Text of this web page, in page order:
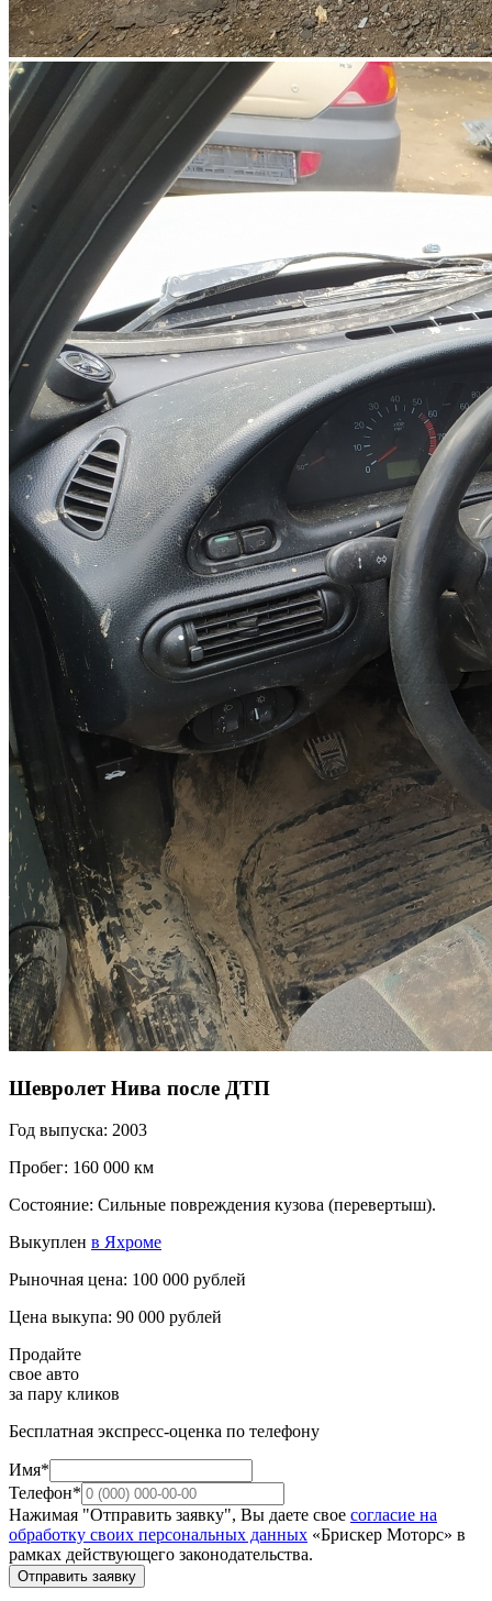
Шевролет Нива после ДТП
Год выпуска: 2003
Пробег: 160 000 км
Состояние: Сильные повреждения кузова (перевертыш).
Выкуплен в Яхроме
Рыночная цена: 100 000 рублей
Цена выкупа: 90 000 рублей
Продайте
свое авто
за пару кликов
Бесплатная экспресс-оценка по телефону
Имя*
Телефон*
Нажимая "Отправить заявку", Вы даете свое согласие на
обработку своих персональных данных «Брискер Моторс» в
рамках действующего законодательства.
Отправить заявку